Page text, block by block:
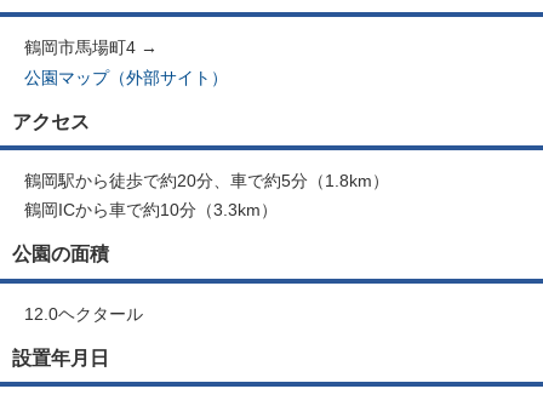
鶴岡市馬場町4 →
公園マップ（外部サイト）
アクセス
鶴岡駅から徒歩で約20分、車で約5分（1.8km）
鶴岡ICから車で約10分（3.3km）
公園の面積
12.0ヘクタール
設置年月日